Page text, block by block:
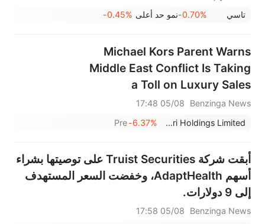
بعد تجاوز توقعات الأرباح؛ شركة
تاسي
-0.70%نمو حد أعلى -0.45%
Michael Kors Parent Warns
Middle East Conflict Is Taking
a Toll on Luxury Sales
Benzinga News
05/08 17:48
Capri Holdings Limited
-6.37%
Pre
أبقت شركة Truist Securities على توصيتها بشراء
أسهم AdaptHealth، وخفضت السعر المستهدف
إلى 9 دولارات.
Benzinga News
05/08 17:58